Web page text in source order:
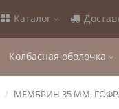
Каталог
Колбасная оболочка
МЕМБРИН 35 ММ,